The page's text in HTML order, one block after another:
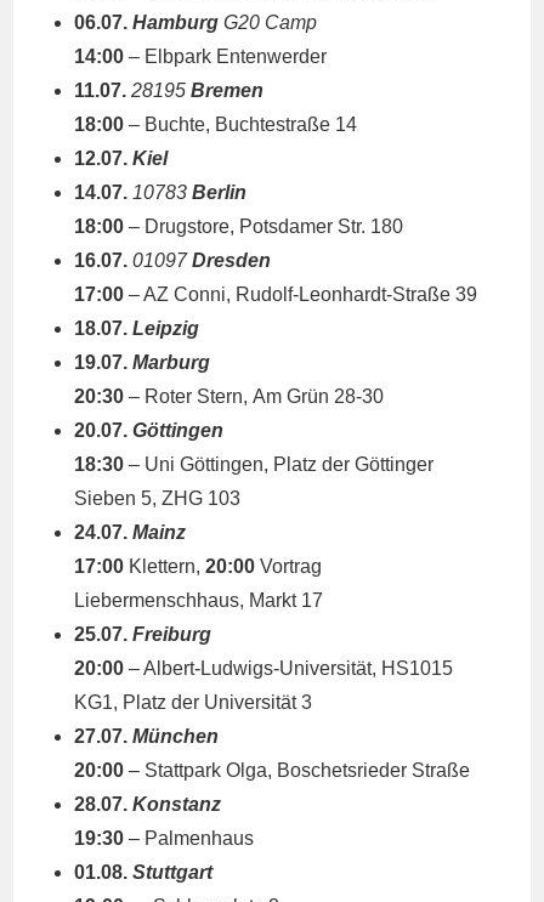
06.07. Hamburg G20 Camp
14:00 – Elbpark Entenwerder
11.07. 28195Bremen
18:00 – Buchte, Buchtestraße 14
12.07. Kiel
14.07. 10783Berlin
18:00 – Drugstore, Potsdamer Str. 180
16.07. 01097Dresden
17:00 – AZ Conni, Rudolf-Leonhardt-Straße 39
18.07. Leipzig
19.07. Marburg
20:30 – Roter Stern, Am Grün 28-30
20.07.Göttingen
18:30 – Uni Göttingen, Platz der Göttinger
Sieben 5, ZHG 103
24.07. Mainz
17:00 Klettern,20:00 Vortrag
Liebermenschhaus, Markt 17
25.07. Freiburg
20:00 – Albert-Ludwigs-Universität, HS1015
KG1, Platz der Universität 3
27.07. München
20:00 – Stattpark Olga, Boschetsrieder Straße
28.07. Konstanz
19:30 – Palmenhaus
01.08.Stuttgart